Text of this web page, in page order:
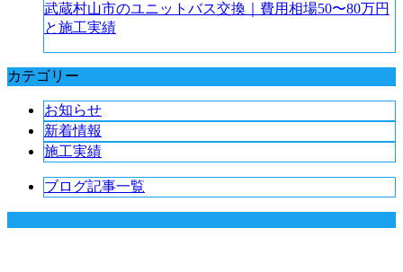
武蔵村山市のユニットバス交換｜費用相場50〜80万円
と施工実績
カテゴリー
お知らせ
新着情報
施工実績
ブログ記事一覧